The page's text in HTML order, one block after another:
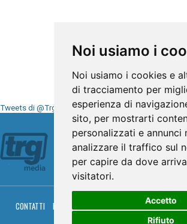
Noi usiamo i
Noi usiamo i cookies e
di tracciamento per
esperienza di
sito, per mostrarti
personalizzati e annunci
analizzare il traffico sul
per capire da dove
visitatori.
Accetto
Rifiuto
Tweets di @TrgMedia
Seguici su
CONTATTI PRIVACY PALINSESTO DIRETTA
RGM HITRADIO